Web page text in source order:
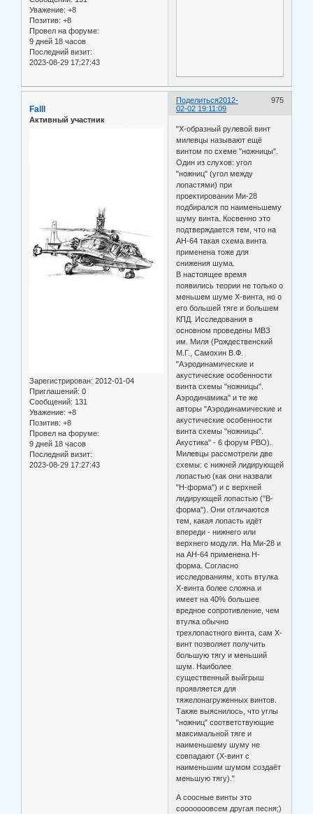
Уважение: +8
Позитив: +8
Провел на форуме:
9 дней 18 часов
Последний визит:
2023-08-29 17:27:43
Поделиться 975
2012-
02-02 19:11:09
Falll
Активный участник
Зарегистрирован: 2012-01-04
Приглашений: 0
Сообщений: 131
Уважение: +8
Позитив: +8
Провел на форуме:
9 дней 18 часов
Последний визит:
2023-08-29 17:27:43
"Х-образный рулевой винт
милевцы называют ещё
винтом по схеме "ножницы".
Один из слухов: угол
"ножниц" (угол между
лопастями) при
проектировании Ми-28
подбирался по наименьшему
шуму винта. Косвенно это
подтверждается тем, что на
AH-64 такая схема винта
применена тоже для
снижения шума.
В настоящее время
появились теории не только о
меньшем шуме Х-винта, но о
его большей тяге и большем
КПД. Исследования в
основном проведены МВЗ
им. Миля (Рождественский
М.Г., Самохин В.Ф.
"Аэродинамические и
акустические особенности
винта схемы "ножницы".
Аэродинамика" и те же
авторы "Аэродинамические и
акустические особенности
винта схемы "ножницы".
Акустика" - 6 форум РВО).
Милевцы рассмотрели две
схемы: с нижней лидирующей
лопастью (как они назвали
"Н-форма") и с верхней
лидирующей лопастью ("В-
форма"). Они отличаются
тем, какая лопасть идёт
впереди - нижнего или
верхнего модуля. На Ми-28 и
на AH-64 применена Н-
форма. Согласно
исследованиям, хоть втулка
Х-винта более сложна и
имеет на 40% большее
вредное сопротивление, чем
втулка обычно
трехлопастного винта, сам Х-
винт позволяет получить
большую тягу и меньший
шум. Наиболее
существенный выйгрыш
проявляется для
тяжелонагруженных винтов.
Также выяснилось, что углы
"ножниц" соответствующие
максимальной тяге и
наименьшему шуму не
совпадают (Х-винт с
наименьшим шумом создаёт
меньшую тягу)."
А соосные винты это
сооооооовсем другая песня;)